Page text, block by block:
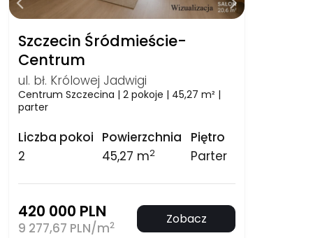
Szczecin Śródmieście-
Centrum
ul. bł. Królowej Jadwigi
Centrum Szczecina | 2 pokoje | 45,27 m² |
parter
Liczba pokoi
2
Powierzchnia
45,27 m2
Piętro
Parter
420 000 PLN
9 277,67 PLN/m2 Zobacz